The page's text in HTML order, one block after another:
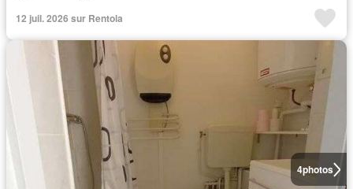
12 juil. 2026 sur Rentola
4photos